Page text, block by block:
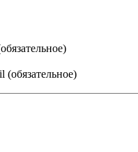
(обязательное)